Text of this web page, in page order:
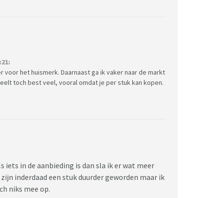
het huismerk. Daarnaast ga ik vaker naar de markt
toch best veel, vooral omdat je per stuk kan kopen.
iets in de aanbieding is dan sla ik er wat meer
inderdaad een stuk duurder geworden maar ik
niks mee op.